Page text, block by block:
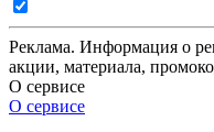
Реклама. Информация о
акции, материала,
О сервисе
О сервисе